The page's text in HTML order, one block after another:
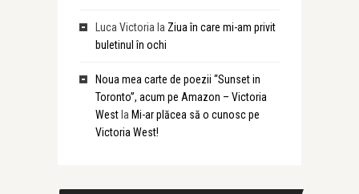
Luca Victoria la Ziua în care mi-am privit
buletinul în ochi
Noua mea carte de poezii “Sunset in
Toronto”, acum pe Amazon – Victoria
Westla Mi-ar plăcea să o cunosc pe
Victoria West!